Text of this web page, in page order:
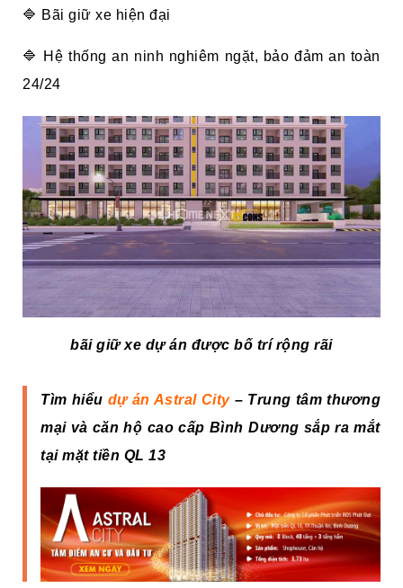
🔷 Bãi giữ xe hiện đại
🔷 Hệ thống an ninh nghiêm ngặt, bảo đảm an toàn
24/24
bãi giữ xe dự án được bố trí rộng rãi
Tìm hiểu dự án Astral City– Trung tâm thương
mại và căn hộ cao cấp Bình Dương sắp ra mắt
tại mặt tiền QL 13